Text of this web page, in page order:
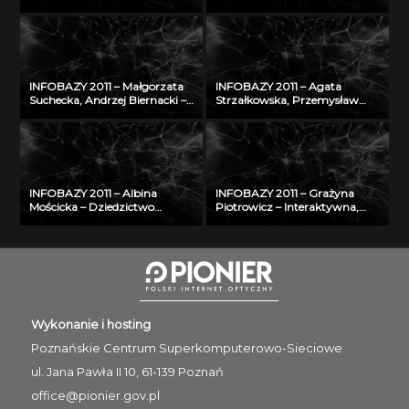
rozpoznawania treści tablicy
rejestracyjnej i wyszukiwania
pojazdów w bazie danych
Jagiellońskiej dotycząca
Polaków XX i XXI wieku –
historia i stan obecny
INFOBAZY 2011 – Małgorzata
Suchecka, Andrzej Biernacki –
wiedzy w zakresie
bezpieczeństwa i ochrony
człowieka w środowisku pracy
INFOBAZY 2011 – Agata
Strzałkowska, Przemysław
opisujących fizyczne
właściwości aerozoli
atmosferycznych
INFOBAZY 2011 – Albina
Mościcka – Dziedzictwo
GEOHeritage
INFOBAZY 2011 – Grażyna
Piotrowicz – Interaktywna,
Wykonanie i hosting
Poznańskie Centrum Superkomputerowo-Sieciowe
ul. Jana Pawła II 10, 61-139 Poznań
office@pionier.gov.pl